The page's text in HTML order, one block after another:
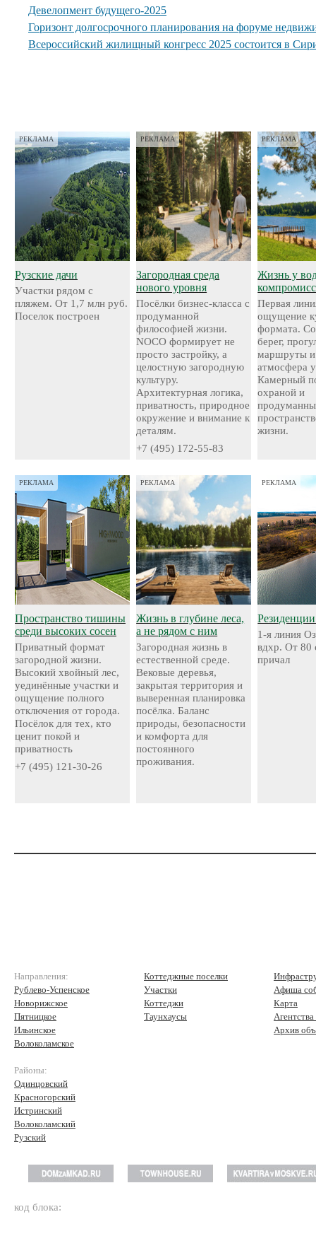
Девелопмент будущего-2025
Горизонт долгосрочного планирования на форуме
Всероссийский жилищный конгресс 2025 состоится в
РЕКЛАМА
Рузские дачи
Участки рядом с
пляжем. От 1,7 млн руб.
Поселок построен
РЕКЛАМА
Загородная среда
нового уровня
Посёлки бизнес-класса с
продуманной
философией жизни.
NOCO формирует не
просто застройку, а
целостную загородную
культуру.
Архитектурная логика,
приватность, природное
окружение и внимание к
деталям.
+7 (495) 172-55-83
РЕКЛАМА
Жизнь у
Первая
ощущение
формата.
берег,
маршруты и
атмосфера
Камерный
охраной и
жизни.
РЕКЛАМА
Пространство тишины
среди высоких сосен
Приватный формат
загородной жизни.
Высокий хвойный лес,
уединённые участки и
ощущение полного
отключения от города.
Посёлок для тех, кто
ценит покой и
приватность
+7 (495) 121-30-26
РЕКЛАМА
Жизнь в глубине леса,
а не рядом с ним
Загородная жизнь в
естественной среде.
Вековые деревья,
закрытая территория и
выверенная планировка
посёлка. Баланс
природы, безопасности
и комфорта для
постоянного
проживания.
РЕКЛАМА
1-я линия
вдхр. От 80
причал
Направления:
Рублево-Успенское
Новорижское
Пятницкое
Ильинское
Волоколамское
Районы:
Одинцовский
Красногорский
Истринский
Волоколамский
Рузский
Коттеджные поселки
Участки
Коттеджи
Таунхаусы
Афиша
Карта
Архив
код блока: